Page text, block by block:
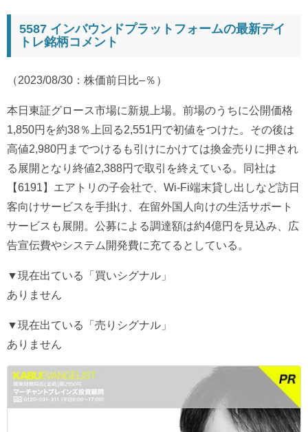
5587 インバウンドプラットフォームの最新デイ
トレ銘柄コメント
（2023/08/30：株価前日比–％）
本日東証グロース市場に新規上場。前場のうちに公開価格
1,850円を約38％上回る2,551円で初値をつけた。その後は
高値2,980円までつけるも引けにかけては換金売りに押され
る展開となり終値2,388円で取引を終えている。同社は
【6191】エアトリの子会社で、Wi-Fi端末貸し出しなど訪日
客向けサービスを手掛け、在留外国人向けの生活サポート
サービスも展開。公募による調達額は約4億円を見込み、広
告宣伝費やシステム開発費に充てるとしている。
▼現在出ている「買いシグナル」
ありません
▼現在出ている「売りシグナル」
ありません